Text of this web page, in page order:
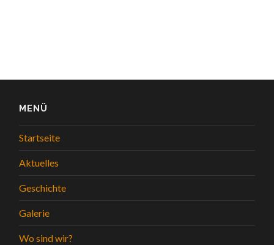
MENÜ
Startseite
Aktuelles
Geschichte
Galerie
Wo sind wir?